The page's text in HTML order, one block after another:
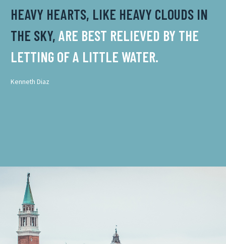
HEAVY HEARTS, LIKE HEAVY CLOUDS IN
THE SKY, ARE BEST RELIEVED BY THE
LETTING OF A LITTLE WATER.
Kenneth Diaz